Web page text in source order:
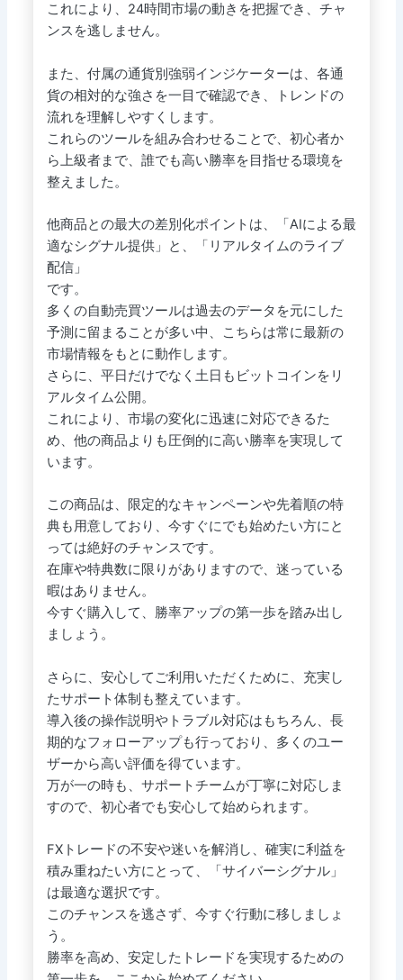
これにより、24時間市場の動きを把握でき、チャ
ンスを逃しません。
また、付属の通貨別強弱インジケーターは、各通
貨の相対的な強さを一目で確認でき、トレンドの
流れを理解しやすくします。
これらのツールを組み合わせることで、初心者か
ら上級者まで、誰でも高い勝率を目指せる環境を
整えました。
他商品との最大の差別化ポイントは、「AIによる最
適なシグナル提供」と、「リアルタイムのライブ
配信」
です。
多くの自動売買ツールは過去のデータを元にした
予測に留まることが多い中、こちらは常に最新の
市場情報をもとに動作します。
さらに、平日だけでなく土日もビットコインをリ
アルタイム公開。
これにより、市場の変化に迅速に対応できるた
め、他の商品よりも圧倒的に高い勝率を実現して
います。
この商品は、限定的なキャンペーンや先着順の特
典も用意しており、今すぐにでも始めたい方にと
っては絶好のチャンスです。
在庫や特典数に限りがありますので、迷っている
暇はありません。
今すぐ購入して、勝率アップの第一歩を踏み出し
ましょう。
さらに、安心してご利用いただくために、充実し
たサポート体制も整えています。
導入後の操作説明やトラブル対応はもちろん、長
期的なフォローアップも行っており、多くのユー
ザーから高い評価を得ています。
万が一の時も、サポートチームが丁寧に対応しま
すので、初心者でも安心して始められます。
FXトレードの不安や迷いを解消し、確実に利益を
積み重ねたい方にとって、「サイバーシグナル」
は最適な選択です。
このチャンスを逃さず、今すぐ行動に移しましょ
う。
勝率を高め、安定したトレードを実現するための